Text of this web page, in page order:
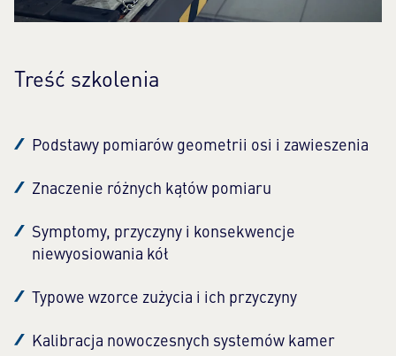
Treść szkolenia
Podstawy pomiarów geometrii osi i zawieszenia
Znaczenie różnych kątów pomiaru
Symptomy, przyczyny i konsekwencje
niewyosiowania kół
Typowe wzorce zużycia i ich przyczyny
Kalibracja nowoczesnych systemów kamer